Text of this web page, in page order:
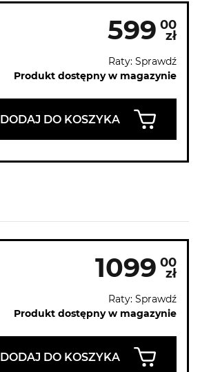
599 00
zł
Raty: Sprawdź
Produkt dostępny w magazynie
DODAJ DO KOSZYKA
1099 00
zł
Raty: Sprawdź
Produkt dostępny w magazynie
DODAJ DO KOSZYKA